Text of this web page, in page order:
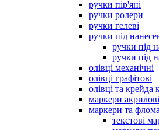
ручки пір'яні
ручки ролери
ручки гелеві
ручки під
ручки під
ручки під
олівці механічні
олівці графітові
олівці та крейда
маркери акрилові
маркери та
текстові